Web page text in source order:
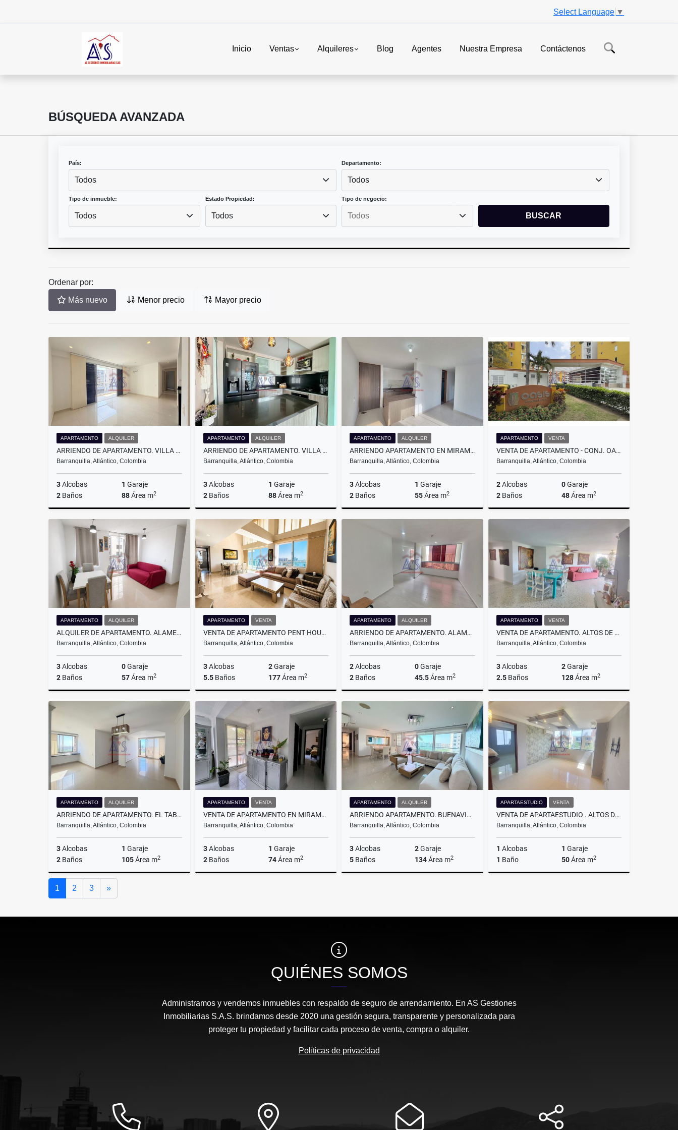
Select Language ▼
Inicio Ventas Alquileres Blog Agentes Nuestra Empresa Contáctenos
BÚSQUEDA AVANZADA
País:
Todos
Departamento:
Todos
Tipo de inmueble:
Todos
Estado Propiedad:
Todos
Tipo de negocio:
BUSCAR
Ordenar por:
Más nuevo Menor precio Mayor precio
APARTAMENTO ALQUILER
ARRIENDO DE APARTAMENTO. VILLA CAROLINA . BARRANQUILLA.
Barranquilla, Atlántico, Colombia
3Alcobas 1 Garaje
2 Baños 88Área m2
Alquiler
$2.990.000
APARTAMENTO ALQUILER
ARRIENDO DE APARTAMENTO. VILLA CAROLINA . BARRANQUILLA.
Barranquilla, Atlántico, Colombia
3Alcobas 1 Garaje
2Baños 88Área m2
Alquiler
$3.000.000
APARTAMENTO ALQUILER
ARRIENDO APARTAMENTO EN MIRAMAR. BARRANQUILLA.
Barranquilla, Atlántico, Colombia
3Alcobas 1 Garaje
2 Baños 55Área m2
APARTAMENTO VENTA
VENTA DE APARTAMENTO - CONJ. OASIS. BARRANQUILLA
Barranquilla, Atlántico, Colombia
2Alcobas 0Garaje
2Baños 48Área m2
$215.000.000
APARTAMENTO ALQUILER
ALQUILER DE APARTAMENTO. ALAMEDA DEL RIO. BARRANQUILLA.
Barranquilla, Atlántico, Colombia
3Alcobas 0Garaje
2 Baños 57Área m2
APARTAMENTO VENTA
VENTA DE APARTAMENTO PENT HOUSE. VILLA SANTOS. BARRANQUILLA.
Barranquilla, Atlántico, Colombia
3Alcobas 2Garaje
5.5Baños 177Área m2
Venta
$980.000.000
APARTAMENTO ALQUILER
ARRIENDO DE APARTAMENTO. ALAMEDA DEL RIO. BARRANQUILLA.
Barranquilla, Atlántico, Colombia
2Alcobas 0Garaje
2 Baños 45.5Área m2
Alquiler
$1.350.000
APARTAMENTO VENTA
VENTA DE APARTAMENTO. ALTOS DE RIOMAR .BARRANQUILLA.
Barranquilla, Atlántico, Colombia
3Alcobas 2Garaje
2.5Baños 128Área m2
$330.000.000
APARTAMENTO ALQUILER
ARRIENDO DE APARTAMENTO. EL TABOR . BARRANQUILLA.
Barranquilla, Atlántico, Colombia
3Alcobas 1 Garaje
2 Baños 105Área m2
APARTAMENTO VENTA
VENTA DE APARTAMENTO EN MIRAMAR. BARRANQUILLA.
Barranquilla, Atlántico, Colombia
3Alcobas 1 Garaje
2Baños 74Área m2
APARTAMENTO ALQUILER
ARRIENDO APARTAMENTO. BUENAVISTA. BARRANQUILLA.
Barranquilla, Atlántico, Colombia
3Alcobas 2Garaje
5 Baños 134Área m2
APARTAESTUDIO VENTA
VENTA DE APARTAESTUDIO . ALTOS DE RIOMAR . BARRANQUILLA.
Barranquilla, Atlántico, Colombia
1 Alcobas 1 Garaje
1 Baño 50Área m2
1 2 3 »Siguiente
QUIÉNES SOMOS
Administramos y vendemos inmuebles con respaldo de seguro de arrendamiento. En AS Gestiones
Inmobiliarias S.A.S. brindamos desde 2020 una gestión segura, transparente y personalizada para
proteger tu propiedad y facilitar cada proceso de venta, compra o alquiler.
Políticas de privacidad